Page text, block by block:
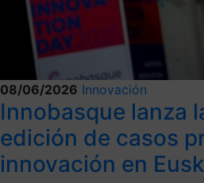
08/06/2026 Innovación
Innobasque lanza
edición de casos
innovación en